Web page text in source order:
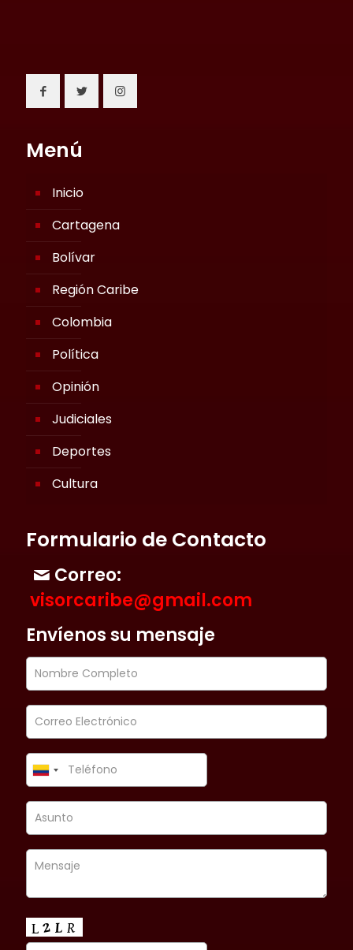
Menú
Inicio
Cartagena
Bolívar
Región Caribe
Colombia
Política
Opinión
Judiciales
Deportes
Cultura
Formulario de Contacto
Correo:
visorcaribe@gmail.com
Envíenos su mensaje